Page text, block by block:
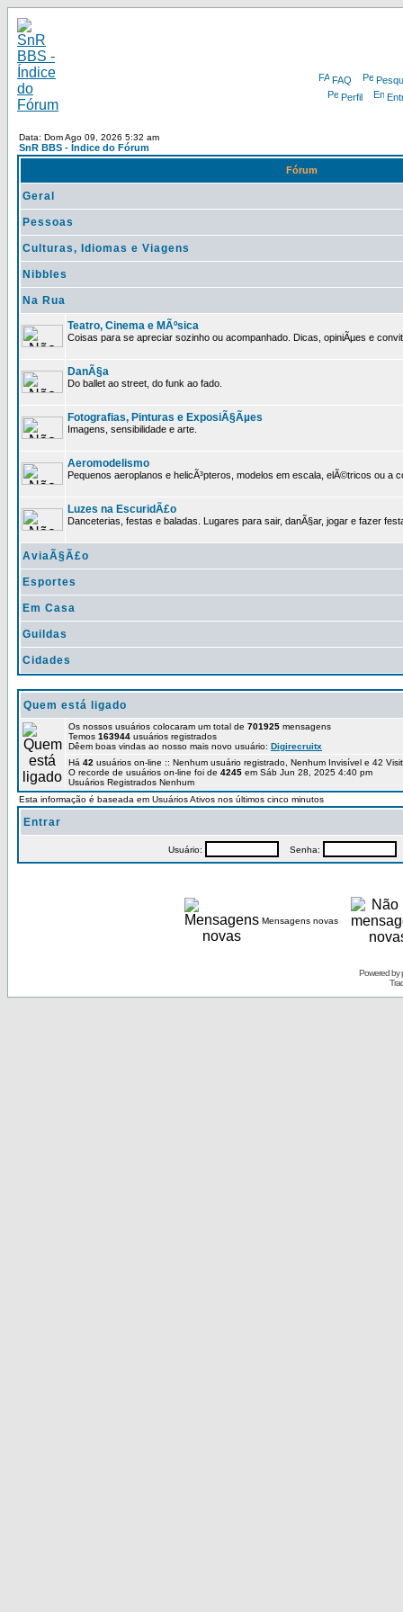
FAQ
Perfil
Data: Dom Ago 09, 2026 5:32 am
SnR BBS - Índice do Fórum
Fórum
Geral
Pessoas
Culturas, Idiomas e Viagens
Nibbles
Na Rua
Teatro, Cinema e MÃºsica
Coisas para se apreciar sozinho ou acompanhado. Dicas, opiniÃµes e
DanÃ§a
Do ballet ao street, do funk ao fado.
Fotografias, Pinturas e ExposiÃ§Ãµes
Imagens, sensibilidade e arte.
Aeromodelismo
Pequenos aeroplanos e helicÃ³pteros, modelos em escala, elÃ©tricos ou a
Luzes na EscuridÃ£o
Danceterias, festas e baladas. Lugares para sair, danÃ§ar, jogar e fazer
AviaÃ§Ã£o
Esportes
Em Casa
Guildas
Cidades
Quem está ligado
Os nossos usuários colocaram um total de 701925 mensagens
Temos 163944 usuários registrados
Dêem boas vindas ao nosso mais novo usuário: Digirecruitx
Há 42 usuários on-line :: Nenhum usuário registrado, Nenhum Invisível e 42
O recorde de usuários on-line foi de 4245 em Sáb Jun 28, 2025 4:40 pm
Usuários Registrados Nenhum
Esta informação é baseada em Usuários Ativos nos últimos cinco minutos
Entrar
Usuário: Senha:
Mensagens novas
Powered by